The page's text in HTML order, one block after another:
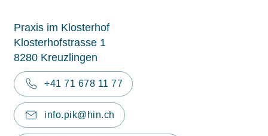
Praxis im Klosterhof
Klosterhofstrasse 1
8280 Kreuzlingen
+41 71 678 11 77
info.pik@hin.ch